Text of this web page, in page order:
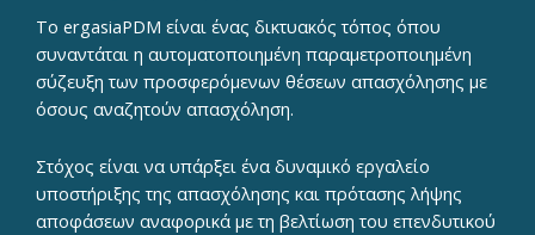
To ergasiaPDM είναι ένας δικτυακός τόπος όπου
συναντάται η αυτοματοποιημένη παραμετροποιημένη
σύζευξη των προσφερόμενων θέσεων απασχόλησης με
όσους αναζητούν απασχόληση.
Στόχος είναι να υπάρξει ένα δυναμικό εργαλείο
υποστήριξης της απασχόλησης και πρότασης λήψης
αποφάσεων αναφορικά με τη βελτίωση του επενδυτικού